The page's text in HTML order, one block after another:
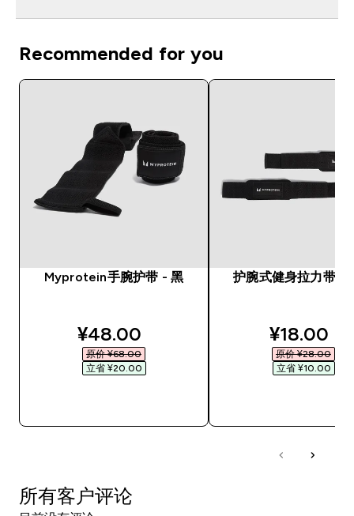
Recommended for you
Myprotein手腕护带 - 黑
discounted price
¥48.00‎
原价 ¥68.00‎
立省 ¥20.00‎
护腕式健身拉力带 -
¥18.00‎
原价 ¥28.00‎
立省 ¥10.00‎
所有客户评论